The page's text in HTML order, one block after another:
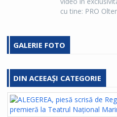
cu tine: PRO
GALERIE FOTO
DIN ACEEAȘI CATEGORIE